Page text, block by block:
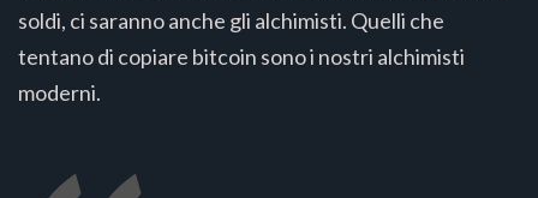
soldi, ci saranno anche gli alchimisti. Quelli che
tentano di copiare bitcoin sono i nostri alchimisti
moderni.